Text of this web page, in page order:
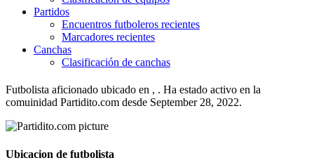
Partidos
Encuentros futboleros recientes
Marcadores recientes
Canchas
Clasificación de canchas
Futbolista aficionado ubicado en , . Ha estado activo en la
comuinidad Partidito.com desde September 28, 2022.
Ubicacion de futbolista